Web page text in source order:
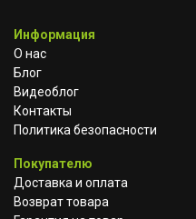
Информация
О нас
Блог
Видеоблог
Контакты
Политика безопасности
Покупателю
Доставка и оплата
Возврат товара